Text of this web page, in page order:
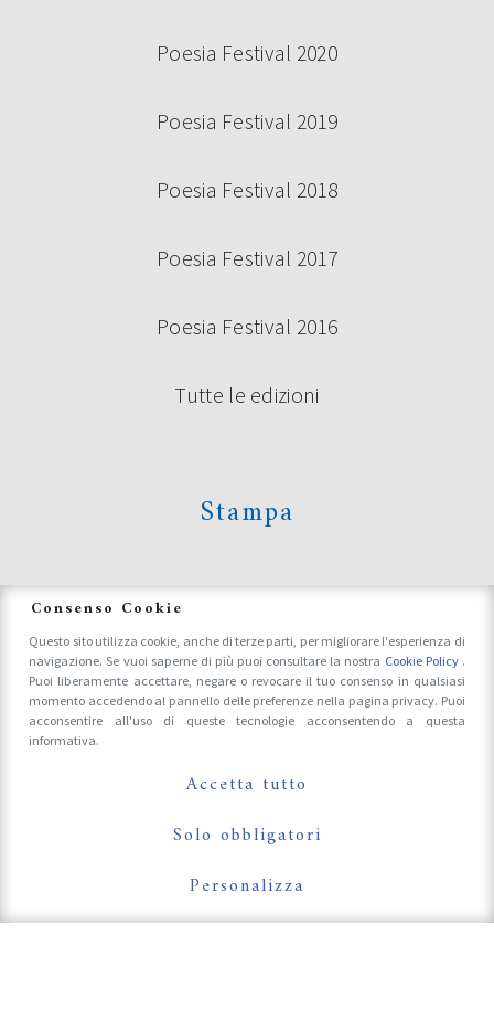
Poesia Festival 2020
Poesia Festival 2019
Poesia Festival 2018
Poesia Festival 2017
Poesia Festival 2016
Tutte le edizioni
Stampa
Accrediti Stampa e Fotografi
Follow Us On
Consenso Cookie
Questo sito utilizza cookie, anche di terze parti, per migliorare l'esperienza di
navigazione. Se vuoi saperne di più puoi consultare la nostra Cookie Policy .
Puoi liberamente accettare, negare o revocare il tuo consenso in qualsiasi
momento accedendo al pannello delle preferenze nella pagina privacy. Puoi
acconsentire all'uso di queste tecnologie acconsentendo a questa
informativa.
Accetta tutto
Solo obbligatori
Personalizza